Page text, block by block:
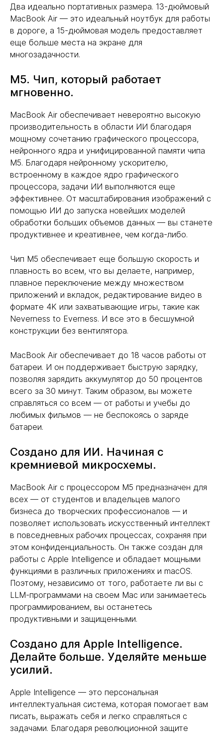
Два идеально портативных размера. 13-дюймовый
MacBook Air — это идеальный ноутбук для работы
в дороге, а 15-дюймовая модель предоставляет
еще больше места на экране для
многозадачности.
M5. Чип, который работает
мгновенно.
MacBook Air обеспечивает невероятно высокую
производительность в области ИИ благодаря
мощному сочетанию графического процессора,
нейронного ядра и унифицированной памяти чипа
M5. Благодаря нейронному ускорителю,
встроенному в каждое ядро графического
процессора, задачи ИИ выполняются еще
эффективнее. От масштабирования изображений с
помощью ИИ до запуска новейших моделей
обработки больших объемов данных — вы станете
продуктивнее и креативнее, чем когда-либо.
Чип M5 обеспечивает еще большую скорость и
плавность во всем, что вы делаете, например,
плавное переключение между множеством
приложений и вкладок, редактирование видео в
формате 4K или захватывающие игры, такие как
Neverness to Everness. И все это в бесшумной
конструкции без вентилятора.
MacBook Air обеспечивает до 18 часов работы от
батареи. И он поддерживает быструю зарядку,
позволяя зарядить аккумулятор до 50 процентов
всего за 30 минут. Таким образом, вы можете
справляться со всем — от работы и учебы до
любимых фильмов — не беспокоясь о заряде
батареи.
Создано для ИИ. Начиная с
кремниевой микросхемы.
MacBook Air с процессором M5 предназначен для
всех — от студентов и владельцев малого
бизнеса до творческих профессионалов — и
позволяет использовать искусственный интеллект
в повседневных рабочих процессах, сохраняя при
этом конфиденциальность. Он также создан для
работы с Apple Intelligence и обладает мощными
функциями в различных приложениях и macOS.
Поэтому, независимо от того, работаете ли вы с
LLM-программами на своем Mac или занимаетесь
программированием, вы останетесь
продуктивными и защищенными.
Создано для Apple Intelligence.
Делайте больше. Уделяйте меньше
усилий.
Apple Intelligence — это персональная
интеллектуальная система, которая помогает вам
писать, выражать себя и легко справляться с
задачами. Благодаря революционной защите